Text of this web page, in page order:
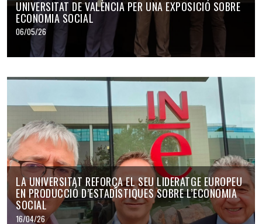
UNIVERSITAT DE VALÈNCIA PER UNA EXPOSICIÓ SOBRE
ECONOMIA SOCIAL
06/05/26
LA UNIVERSITAT REFORÇA EL SEU LIDERATGE EUROPEU
EN PRODUCCIÓ D’ESTADÍSTIQUES SOBRE L’ECONOMIA
SOCIAL
16/04/26